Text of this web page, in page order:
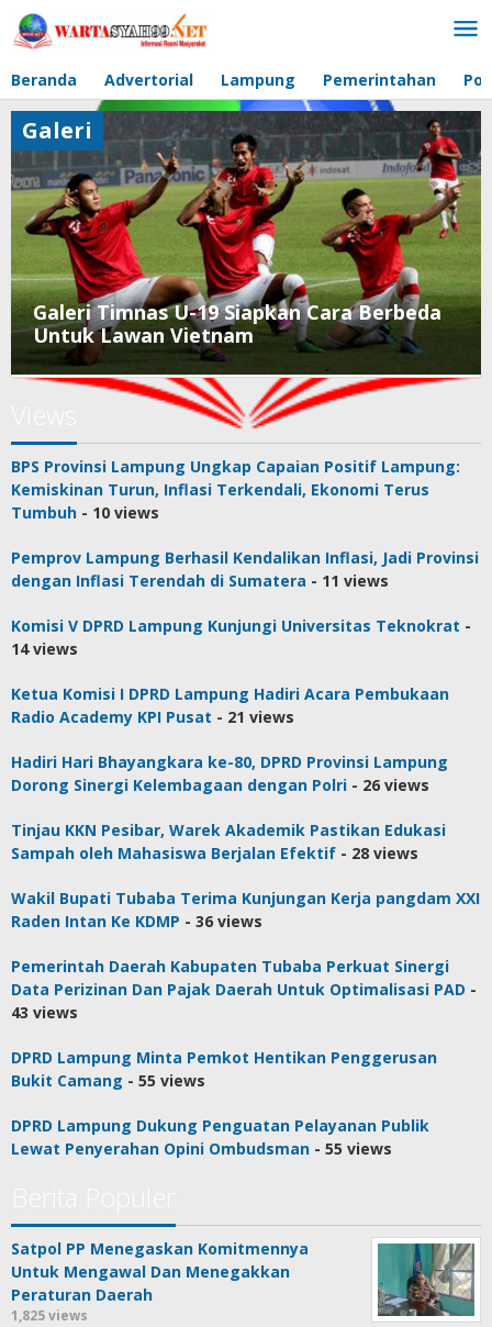
Lewati
ke
Beranda
Advertorial Lampung Pemerintahan
Galeri Timnas U-19 Siapkan Cara Berbeda
Untuk Lawan Vietnam
Galeri,
8
September
2017
oleh
Galeri
BPS Provinsi Lampung Ungkap Capaian Positif Lampung:
Kemiskinan Turun, Inflasi Terkendali, Ekonomi Terus
Tumbuh - 10 views
Pemprov Lampung Berhasil Kendalikan Inflasi, Jadi Provinsi
dengan Inflasi Terendah di Sumatera - 11 views
Komisi V DPRD Lampung Kunjungi Universitas Teknokrat -
14 views
Ketua Komisi I DPRD Lampung Hadiri Acara Pembukaan
Radio Academy KPI Pusat - 21 views
Hadiri Hari Bhayangkara ke-80, DPRD Provinsi Lampung
Dorong Sinergi Kelembagaan dengan Polri - 26 views
Tinjau KKN Pesibar, Warek Akademik Pastikan Edukasi
Sampah oleh Mahasiswa Berjalan Efektif - 28 views
Wakil Bupati Tubaba Terima Kunjungan Kerja pangdam XXI
Raden Intan Ke KDMP - 36 views
Pemerintah Daerah Kabupaten Tubaba Perkuat Sinergi
Data Perizinan Dan Pajak Daerah Untuk Optimalisasi PAD -
43 views
DPRD Lampung Minta Pemkot Hentikan Penggerusan
Bukit Camang - 55 views
DPRD Lampung Dukung Penguatan Pelayanan Publik
Lewat Penyerahan Opini Ombudsman - 55 views
Satpol PP Menegaskan Komitmennya
Untuk Mengawal Dan Menegakkan
Peraturan Daerah
1,825 views